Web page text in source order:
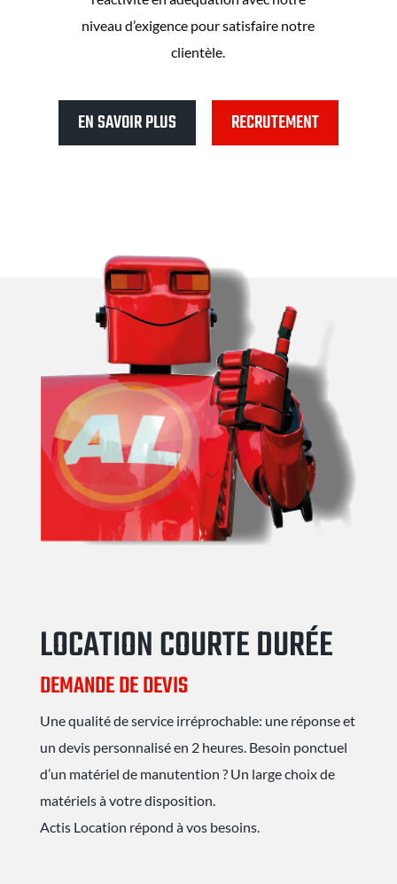
niveau d’exigence pour satisfaire notre
clientèle.
EN SAVOIR PLUS RECRUTEMENT
LOCATION COURTE DURÉE
DEMANDE DE DEVIS
Une qualité de service irréprochable: une réponse et
un devis personnalisé en 2 heures. Besoin ponctuel
d’un matériel de manutention ? Un large choix de
matériels à votre disposition.
Actis Location répond à vos besoins.